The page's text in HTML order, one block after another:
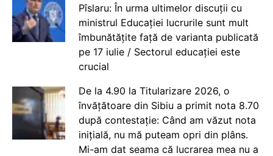
Pîslaru: În urma ultimelor discuții cu
ministrul Educației lucrurile sunt mult
îmbunătățite față de varianta publicată
pe 17 iulie / Sectorul educației este
crucial
De la 4.90 la Titularizare 2026, o
învățătoare din Sibiu a primit nota 8.70
după contestație: Când am văzut nota
inițială, nu mă puteam opri din plâns.
Mi-am dat seama că lucrarea mea nu a